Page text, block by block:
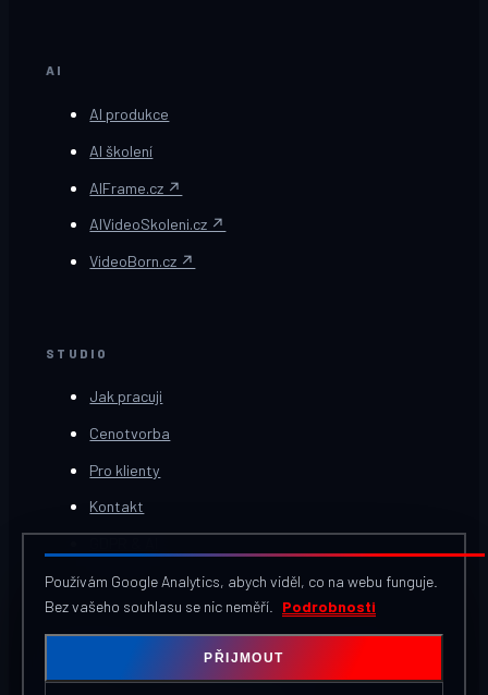
AI
AI produkce
AI školení
AIFrame.cz ↗
AIVideoSkoleni.cz ↗
VideoBorn.cz ↗
STUDIO
Jak pracuji
Cenotvorba
Pro klienty
Kontakt
© 2026 BlueRed.cz — Pavel Vitešník, Jihlava
Používám Google Analytics, abych viděl, co na webu funguje.
Bez vašeho souhlasu se nic neměří.
Podrobnosti
PŘIJMOUT